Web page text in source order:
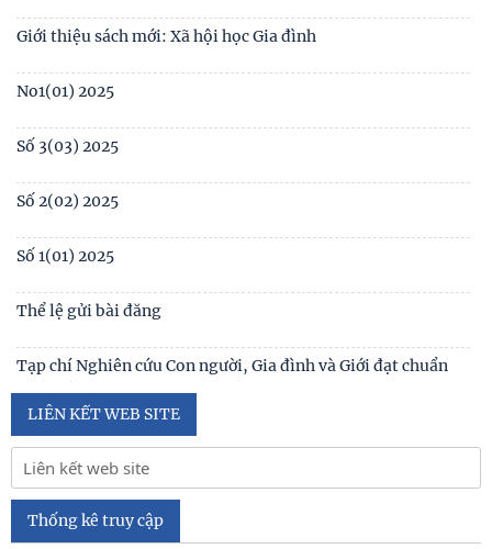
Table of contents Human Studies Journal No. 5 (128) (2023)
Giới thiệu sách mới: Xã hội học Gia đình
No1(01) 2025
Số 3(03) 2025
Số 2(02) 2025
Số 1(01) 2025
Thể lệ gửi bài đăng
Tạp chí Nghiên cứu Con người, Gia đình và Giới đạt chuẩn
Tạp chí khoa học Việt Nam năm 2026
Số 1 -2026
Nội hàm của quyền con người được sống trong môi trường
trong lành, bền vững (Lê Hồng Hạnh
LIÊN KẾT WEB SITE
Thống kê truy cập